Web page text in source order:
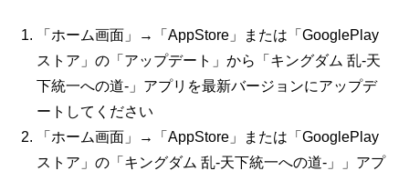
「ホーム画面」→「AppStore」または「GooglePlay
ストア」の「アップデート」から「キングダム 乱-天
下統一への道-」アプリを最新バージョンにアップデ
ートしてください
「ホーム画面」→「AppStore」または「GooglePlay
ストア」の「キングダム 乱-天下統一への道-」」アプ